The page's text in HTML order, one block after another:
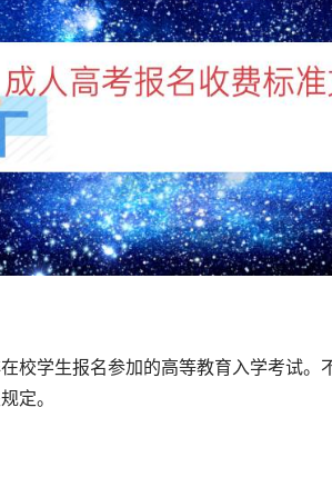
校学生报名参加的高等教育入学考试。
定。